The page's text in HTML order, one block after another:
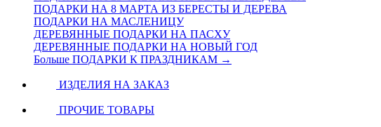
ПОДАРКИ НА 8 МАРТА ИЗ БЕРЕСТЫ И ДЕРЕВА
ПОДАРКИ НА МАСЛЕНИЦУ
ДЕРЕВЯННЫЕ ПОДАРКИ НА ПАСХУ
ДЕРЕВЯННЫЕ ПОДАРКИ НА НОВЫЙ ГОД
Больше ПОДАРКИ К ПРАЗДНИКАМ →
ИЗДЕЛИЯ НА ЗАКАЗ
ПРОЧИЕ ТОВАРЫ